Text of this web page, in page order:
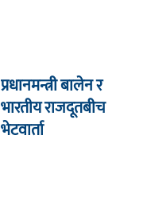
प्रधानमन्त्री बालेन र
भारतीय राजदूतबीच
भेटवार्ता